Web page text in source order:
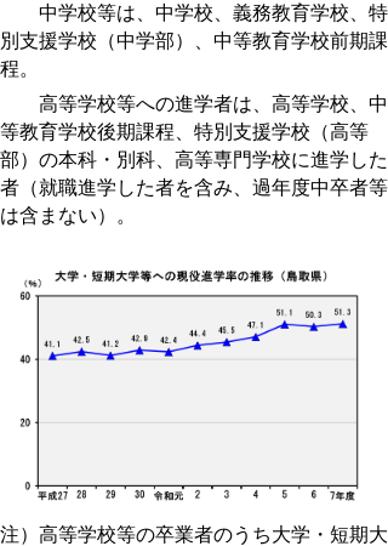
中学校等は、中学校、義務教育学校、特
別支援学校（中学部）、中等教育学校前期課
程。
高等学校等への進学者は、高等学校、中
等教育学校後期課程、特別支援学校（高等
部）の本科・別科、高等専門学校に進学した
者（就職進学した者を含み、過年度中卒者等
は含まない）。
注）高等学校等の卒業者のうち大学・短期大